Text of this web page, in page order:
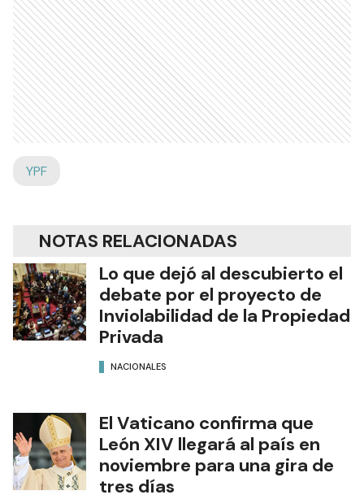
YPF
NOTAS RELACIONADAS
Lo que dejó al descubierto el
debate por el proyecto de
Inviolabilidad de la Propiedad
Privada
NACIONALES
El Vaticano confirma que
León XIV llegará al país en
noviembre para una gira de
tres días